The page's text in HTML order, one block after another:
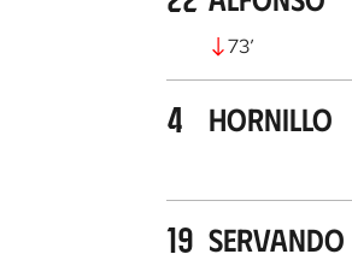
73’
4 Hornillo
19 Servando